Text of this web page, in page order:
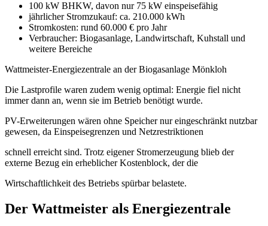
100 kW BHKW, davon nur 75 kW einspeisefähig
jährlicher Stromzukauf: ca. 210.000 kWh
Stromkosten: rund 60.000 € pro Jahr
Verbraucher: Biogasanlage, Landwirtschaft, Kuhstall und
weitere Bereiche
Wattmeister-Energiezentrale an der Biogasanlage Mönkloh
Die Lastprofile waren zudem wenig optimal: Energie fiel nicht
immer dann an, wenn sie im Betrieb benötigt wurde.
PV-Erweiterungen wären ohne Speicher nur eingeschränkt nutzbar
gewesen, da Einspeisegrenzen und Netzrestriktionen
schnell erreicht sind. Trotz eigener Stromerzeugung blieb der
externe Bezug ein erheblicher Kostenblock, der die
Wirtschaftlichkeit des Betriebs spürbar belastete.
Der Wattmeister als Energiezentrale